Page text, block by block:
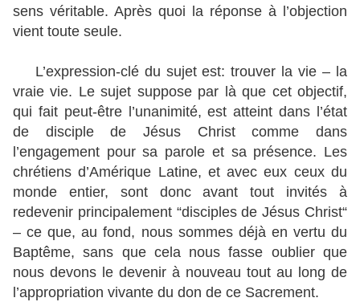
sens véritable. Après quoi la réponse à l’objection
vient toute seule.
L’expression-clé du sujet est: trouver la vie – la
vraie vie. Le sujet suppose par là que cet objectif,
qui fait peut-être l’unanimité, est atteint dans l’état
de disciple de Jésus Christ comme dans
l’engagement pour sa parole et sa présence. Les
chrétiens d’Amérique Latine, et avec eux ceux du
monde entier, sont donc avant tout invités à
redevenir principalement “disciples de Jésus Christ“
– ce que, au fond, nous sommes déjà en vertu du
Baptême, sans que cela nous fasse oublier que
nous devons le devenir à nouveau tout au long de
l’appropriation vivante du don de ce Sacrement.